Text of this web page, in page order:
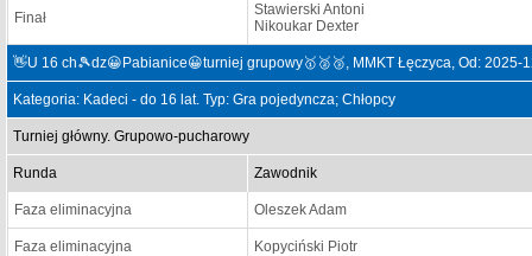
Finał
Stawierski Antoni
Nikoukar Dexter
👋U 16 ch🎾dz😀Pabianice😀turniej grupowy🥇🥈🥉, MMKT Łęczyca, Od: 2025-
Kategoria: Kadeci - do 16 lat. Typ: Gra pojedyncza; Chłopcy
Turniej główny. Grupowo-pucharowy
Runda Zawodnik
Faza eliminacyjna Oleszek Adam
Faza eliminacyjna Kopyciński Piotr